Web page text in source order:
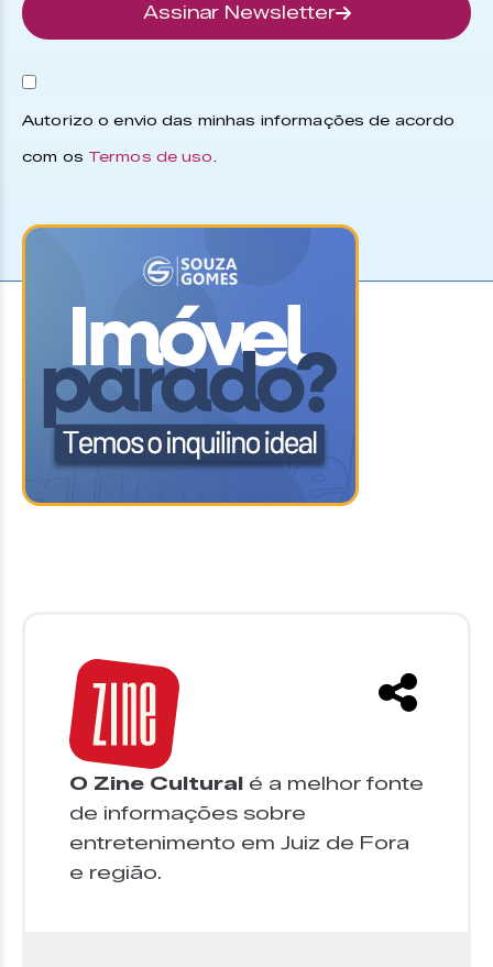
Assinar Newsletter
Autorizo o envio das minhas informações de acordo
com os Termos de uso.
O Zine Cultural é a melhor fonte
de informações sobre
entretenimento em Juiz de Fora
e região.